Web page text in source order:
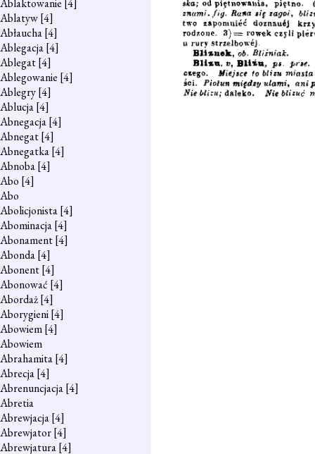
Ablaktowanie [4]
Ablatyw[4]
Abłaucha[4]
Ablegacja[4]
Ablegat[4]
Ablegowanie [4]
Ablegry[4]
Ablucja[4]
Abnegacja[4]
Abnegat[4]
Abnegatka[4]
Abnoba[4]
Abo [4]
Abo
Abolicjonista[4]
Abominacja[4]
Abonament[4]
Abonda[4]
Abonent[4]
Abonować [4]
Abordaż[4]
Aborygieni[4]
Abowiem[4]
Abowiem
Abrahamita[4]
Abrecja[4]
Abrenuncjacja[4]
Abretia
Abrewjacja[4]
Abrewjator[4]
Abrewjatura[4]